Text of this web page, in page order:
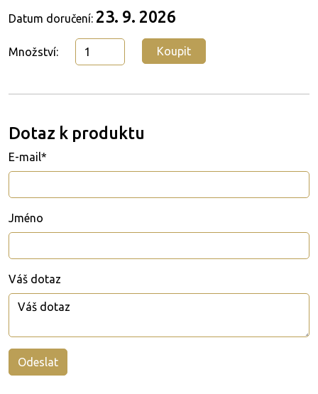
Datum doručení: 23. 9. 2026
Množství: Koupit
Dotaz k produktu
E-mail*
Jméno
Váš dotaz